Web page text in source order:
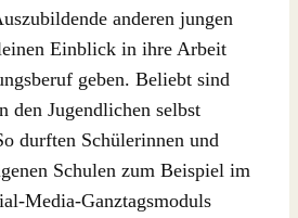
anderen jungen
Einblick in ihre Arbeit
geben. Beliebt sind
den Jugendlichen selbst
durften Schülerinnen und
Schulen zum Beispiel im
Media-Ganztagsmoduls